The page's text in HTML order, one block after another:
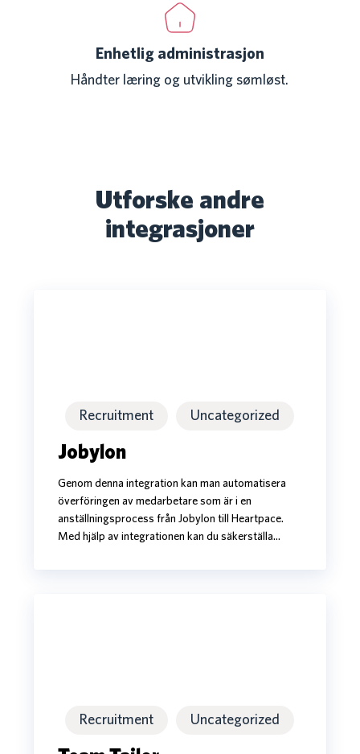
Enhetlig administrasjon
Håndter læring og utvikling sømløst.
Utforske andre
integrasjoner
Recruitment Uncategorized
Jobylon
Genom denna integration kan man automatisera
överföringen av medarbetare som är i en
anställningsprocess från Jobylon till Heartpace.
Med hjälp av integrationen kan du säkerställa…
Recruitment Uncategorized